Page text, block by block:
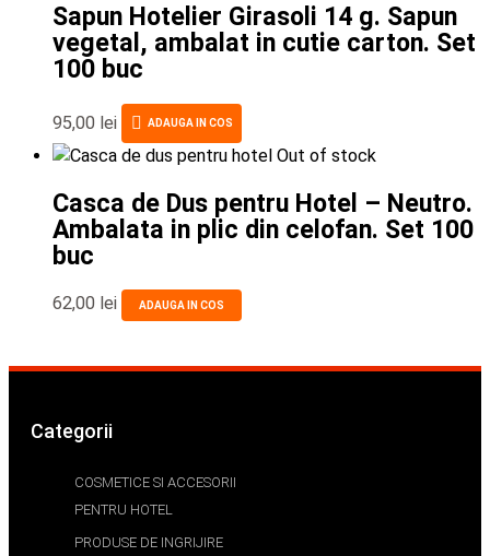
Sapun Hotelier Girasoli 14 g. Sapun
vegetal, ambalat in cutie carton. Set
100 buc
95,00 lei ADAUGA IN COS
Out of stock
Casca de Dus pentru Hotel – Neutro.
Ambalata in plic din celofan. Set 100
buc
62,00 lei ADAUGA IN COS
Categorii
COSMETICE SI ACCESORII
PENTRU HOTEL
PRODUSE DE INGRIJIRE